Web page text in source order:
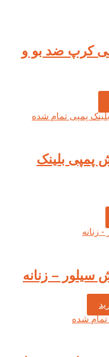
کرپ ضد بو و
تمام شده
پمپی بلینک
سیلور – زنانه
تمام شده